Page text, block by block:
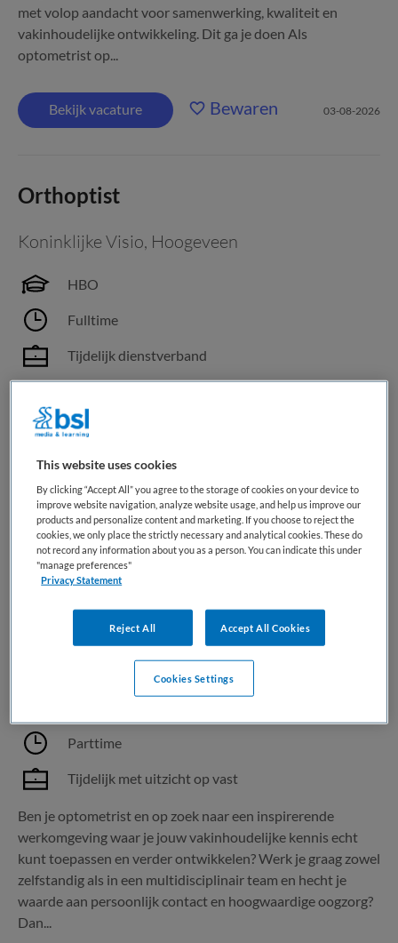
met volop aandacht voor samenwerking, kwaliteit en
vakinhoudelijke ontwikkeling. Dit ga je doen Als
optometrist op...
Bekijk vacature Bewaren 03-08-2026
Orthoptist
Koninklijke Visio, Hoogeveen
HBO
Fulltime
Tijdelijk dienstverband
onze missie: samen met cliënten zoeken naar wat wél kan.
En dat merk je in alles wat je doet. “Bij Visio nemen we tijd
voor de mensen en kijken we verder dan de oogaandoening
Bekijk vacature Bewaren 31-07-2026
Optometrist
Bergman Clinics,Lelystad
Parttime
Tijdelijk met uitzicht op vast
Ben je optometrist en op zoek naar een inspirerende
werkomgeving waar je jouw vakinhoudelijke kennis echt
kunt toepassen en verder ontwikkelen? Werk je graag zowel
zelfstandig als in een multidisciplinair team en hecht je
waarde aan persoonlijk contact en hoogwaardige oogzorg?
Dan...
This website uses cookies
By clicking “Accept All” you agree to the storage of cookies on your device to
improve website navigation, analyze website usage, and help us improve our
products and personalize content and marketing. If you choose to reject the
cookies, we only place the strictly necessary and analytical cookies. These do
not record any information about you as a person. You can indicate this under
"manage preferences"
Privacy Statement
Reject All Accept All Cookies
Cookies Settings